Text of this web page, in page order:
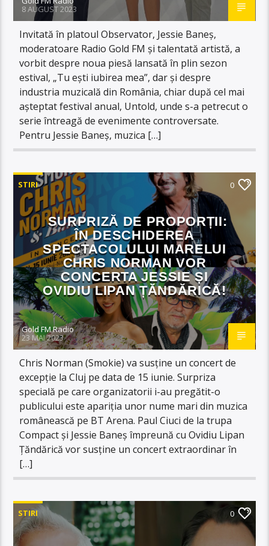
8 AUGUST 2023
Invitată în platoul Observator, Jessie Baneș,
moderatoare Radio Gold FM și talentată artistă, a
vorbit despre noua piesă lansată în plin sezon
estival, „Tu ești iubirea mea”, dar și despre
industria muzicală din România, chiar după cel mai
așteptat festival anual, Untold, unde s-a petrecut o
serie întreagă de evenimente controversate.
Pentru Jessie Baneș, muzica […]
STIRI 0
SURPRIZĂ DE PROPORȚII:
ÎN DESCHIDEREA
SPECTACOLULUI MARELUI
CHRIS NORMAN VOR
CONCERTA JESSIE ȘI
OVIDIU LIPAN ȚĂNDĂRICĂ!
Gold FM Radio
23 MAI 2023
Chris Norman (Smokie) va susține un concert de
excepție la Cluj pe data de 15 iunie. Surpriza
specială pe care organizatorii i-au pregătit-o
publicului este apariția unor nume mari din muzica
românească pe BT Arena. Paul Ciuci de la trupa
Compact și Jessie Baneș împreună cu Ovidiu Lipan
Ţăndărică vor susţine un concert extraordinar în
[…]
STIRI 0